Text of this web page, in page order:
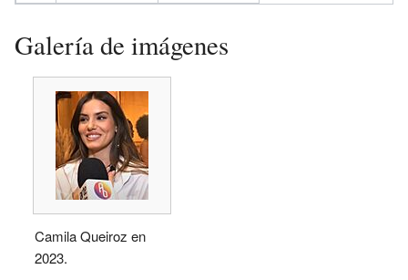
Galería de imágenes
Camila Queiroz en
2023.